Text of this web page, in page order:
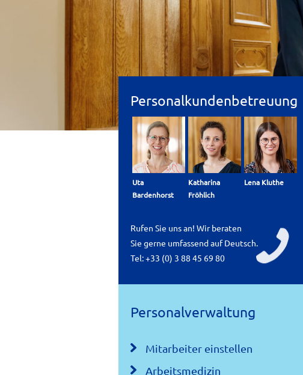
Personalkundenbetreuung
Uta
Bardenhorst
Katharina
Fröhlich
Lena Kluthe
Rufen Sie uns an! Wir beraten
Sie gerne umfassend auf Deutsch.
Tel:+33 (0) 3 88 45 69 80
Personalverwaltung
Mitarbeiter einstellen
Arbeitsmedizin